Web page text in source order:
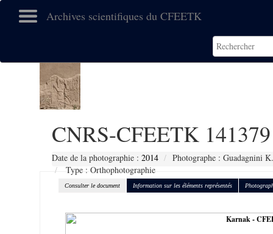
Archives scientifiques du CFEETK
CNRS-CFEETK 141379
Date de la photographie : 2014
Photographe : Guadagnini K.
Type : Orthophotographie
Consulter le document Information sur les éléments représentés